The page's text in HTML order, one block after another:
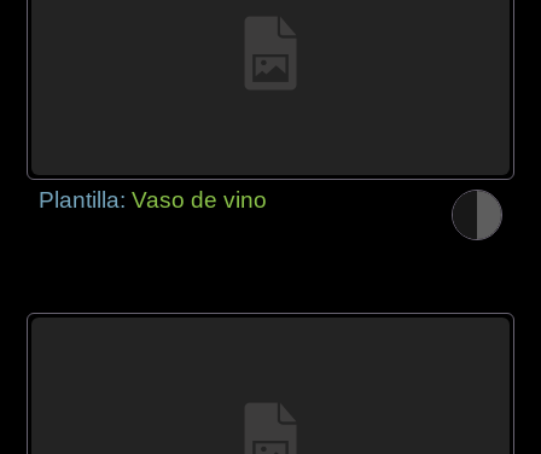
Plantilla:Vaso de vino